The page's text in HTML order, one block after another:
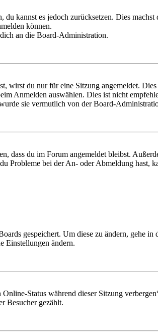
kannst es jedoch zurücksetzen. Dies
können.
an die Board-Administration.
wirst du nur für eine Sitzung angemeldet.
Anmelden auswählen. Dies ist nicht
sie vermutlich von der Board-
dass du im Forum angemeldet bleibst.
Probleme bei der An- oder Abmeldung hast,
gespeichert. Um diese zu ändern, gehe
Einstellungen ändern.
Status während dieser Sitzung
Besucher gezählt.